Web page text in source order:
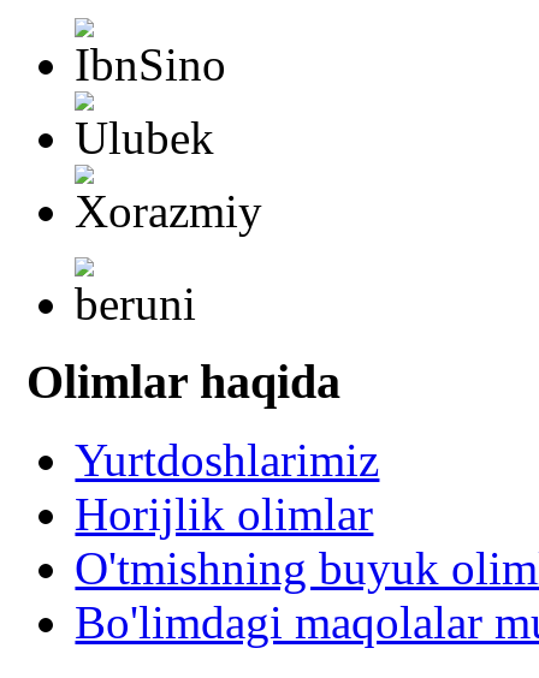
Olimlar haqida
Yurtdoshlarimiz
Horijlik olimlar
O'tmishning buyuk
Bo'limdagi maqolalar